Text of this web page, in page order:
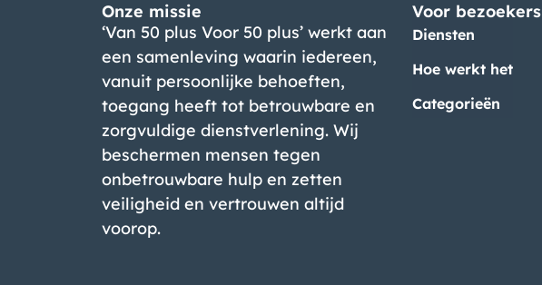
Onze missie
‘Van 50 plus Voor 50 plus’ werkt aan
een samenleving waarin iedereen,
vanuit persoonlijke behoeften,
toegang heeft tot betrouwbare en
zorgvuldige dienstverlening. Wij
beschermen mensen tegen
onbetrouwbare hulp en zetten
veiligheid en vertrouwen altijd
voorop.
Voor bezoekers
Diensten
Hoe werkt het
Categorieën